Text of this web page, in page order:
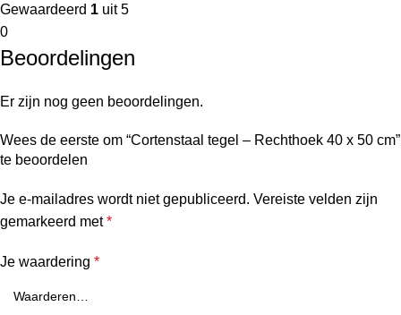
Gewaardeerd 1 uit 5
0
Beoordelingen
Er zijn nog geen beoordelingen.
Wees de eerste om “Cortenstaal tegel – Rechthoek 40 x 50 cm”
te beoordelen
Je e-mailadres wordt niet gepubliceerd. Vereiste velden zijn
gemarkeerd met*
Je waardering *